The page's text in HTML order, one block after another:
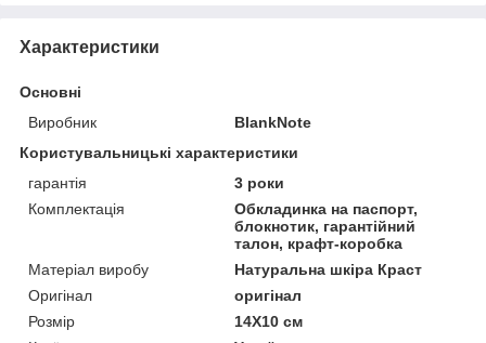
Характеристики
Основні
Виробник
BlankNote
Користувальницькі характеристики
гарантія
3 роки
Комплектація
Обкладинка на паспорт,
блокнотик, гарантійний
талон, крафт-коробка
Матеріал виробу
Натуральна шкіра Краст
Оригінал
оригінал
Розмір
14X10 см